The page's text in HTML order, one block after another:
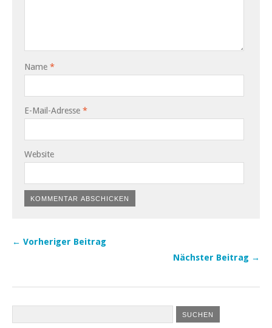
Name *
E-Mail-Adresse *
Website
← Vorheriger Beitrag
Nächster Beitrag →